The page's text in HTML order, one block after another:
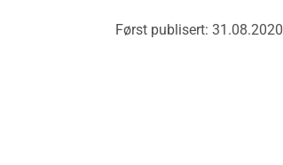
Først publisert: 31.08.2020